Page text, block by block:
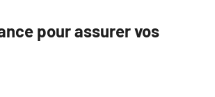
pour assurer vos